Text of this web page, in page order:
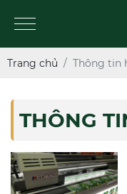
Trang chủ Thông tin
THÔNG